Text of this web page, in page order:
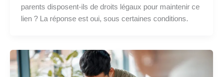
parents disposent-ils de droits légaux pour maintenir ce
lien ? La réponse est oui, sous certaines conditions.